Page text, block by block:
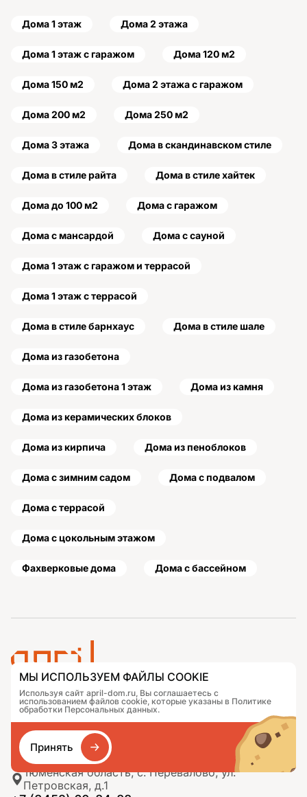
Дома 1 этаж Дома 2 этажа
Дома 1 этаж с гаражом Дома 120 м2
Дома 150 м2 Дома 2 этажа с гаражом
Дома 200 м2 Дома 250 м2
Дома 3 этажа Дома в скандинавском стиле
Дома в стиле райта Дома в стиле хайтек
Дома до 100 м2 Дома с гаражом
Дома с мансардой Дома с сауной
Дома 1 этаж с гаражом и террасой
Дома 1 этаж с террасой
Дома в стиле барнхаус Дома в стиле шале
Дома из газобетона
Дома из газобетона 1 этаж Дома из камня
Дома из керамических блоков
Дома из кирпича Дома из пеноблоков
Дома с зимним садом Дома с подвалом
Дома с террасой
Дома с цокольным этажом
Фахверковые дома Дома с бассейном
Проекты
Подобрать дом
Портфолио
О компании
Сравнение
Контакты
Журнал
Как заказать
Тюменская область, с. Перевалово, ул.
Петровская, д.1
МЫ ИСПОЛЬЗУЕМ ФАЙЛЫ COOKIE
Используя сайт april-dom.ru, Вы соглашаетесь с
использованием файлов cookie, которые указаны в Политике
обработки Персональных данных.
Принять